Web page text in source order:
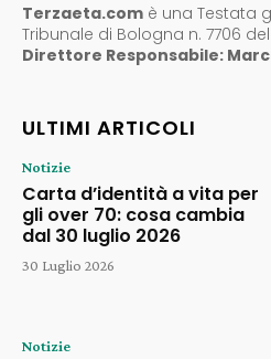
Terzaeta.com è una Testata
Tribunale di Bologna n. 7706 del
Direttore Responsabile:
ULTIMI ARTICOLI
Notizie
Carta d’identità a vita per
gli over 70: cosa cambia
dal 30 luglio 2026
30 Luglio 2026
Notizie